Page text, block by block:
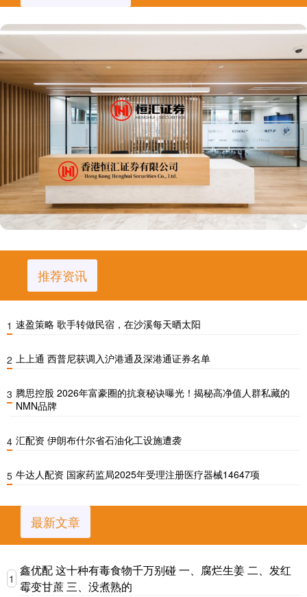
推荐资讯
1 速盈策略 歌手转做民宿，在沙溪每天晒太阳
2 上上通 西普尼获调入沪港通及深港通证券名单
3 腾思控股 2026年富豪圈的抗衰秘诀曝光！揭秘高净值人群私藏的
NMN品牌
4 汇配资 伊朗布什尔省石油化工设施遭袭
5 牛达人配资 国家药监局2025年受理注册医疗器械14647项
最新文章
1
鑫优配 这十种有毒食物千万别碰 一、腐烂生姜 二、发红
霉变甘蔗 三、没煮熟的